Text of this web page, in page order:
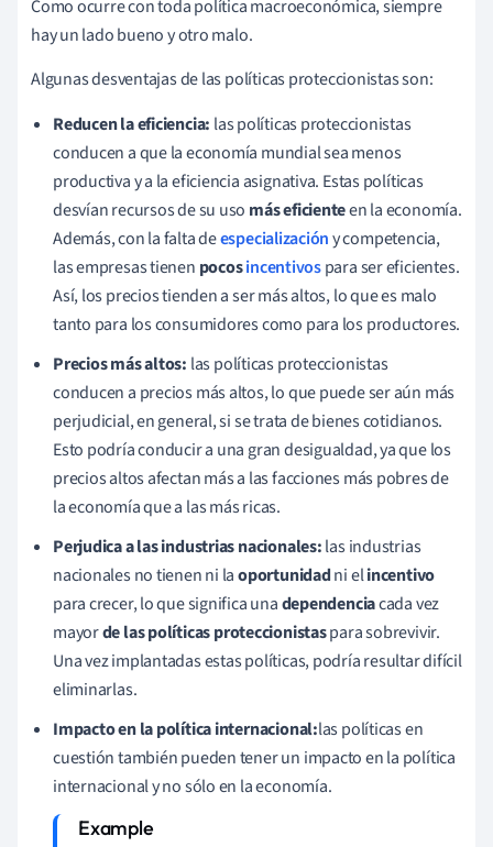
Como ocurre con toda política macroeconómica, siempre
hay un lado bueno y otro malo.
Algunas desventajas de las políticas proteccionistas son:
Reducen la eficiencia: las políticas proteccionistas
conducen a que la economía mundial sea menos
productiva y a la eficiencia asignativa. Estas políticas
desvían recursos de su uso más eficienteen la economía.
Además, con la falta deespecializacióny competencia,
las empresas tienen pocosincentivospara ser eficientes.
Así, los precios tienden a ser más altos, lo que es malo
tanto para los consumidores como para los productores.
Precios más altos: las políticas proteccionistas
conducen a precios más altos, lo que puede ser aún más
perjudicial, en general, si se trata de bienes cotidianos.
Esto podría conducir a una gran desigualdad, ya que los
precios altos afectan más a las facciones más pobres de
la economía que a las más ricas.
Perjudica a las industrias nacionales:las industrias
nacionales no tienen ni laoportunidadni elincentivo
para crecer, lo que significa unadependenciacada vez
mayorde las políticas proteccionistaspara sobrevivir.
Una vez implantadas estas políticas, podría resultar difícil
eliminarlas.
Impacto en la política internacional:las políticas en
cuestión también pueden tener un impacto en la política
internacional y no sólo en la economía.